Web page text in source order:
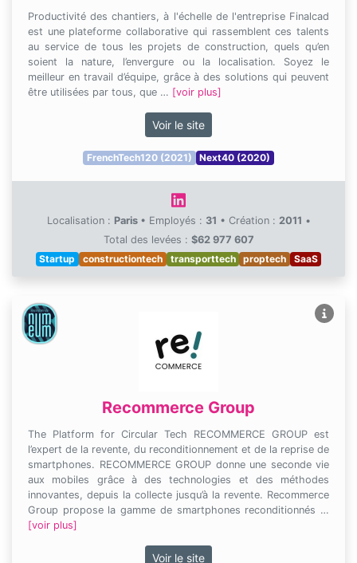
Productivité des chantiers, à l'échelle de l'entreprise Finalcad
est une plateforme collaborative qui rassemblent ces talents
au service de tous les projets de construction, quels qu’en
soient la nature, l’envergure ou la localisation. Soyez le
meilleur en travail d’équipe, grâce à des solutions qui peuvent
être utilisées par tous, que … [voir plus]
Voir le site
FrenchTech120 (2021) Next40 (2020)
Localisation : Paris • Employés : 31 • Création : 2011 •
Total des levées : $62 977 607
Startup
constructiontech transporttech proptech SaaS
Recommerce Group
The Platform for Circular Tech RECOMMERCE GROUP est
l’expert de la revente, du reconditionnement et de la reprise de
smartphones. RECOMMERCE GROUP donne une seconde vie
aux mobiles grâce à des technologies et des méthodes
innovantes, depuis la collecte jusqu’à la revente. Recommerce
Group propose la gamme de smartphones reconditionnés …
[voir plus]
Voir le site